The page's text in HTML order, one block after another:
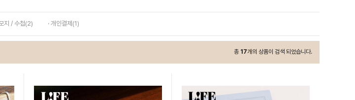
지 / 수첩(2) · 개인결제(1)
총 17개의 상품이 검색 되었습니다.